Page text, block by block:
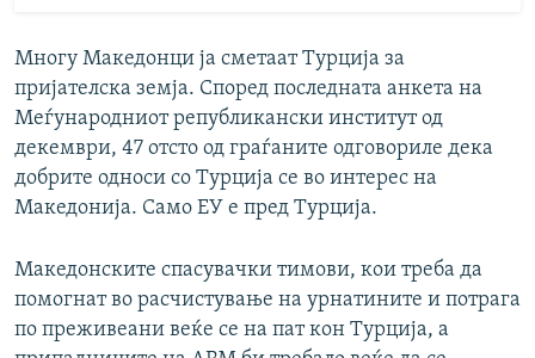
Многу Македонци ја сметаат Турција за
пријателска земја. Според последната анкета на
Меѓународниот републикански институт од
декември, 47 отсто од граѓаните одговориле дека
добрите односи со Турција се во интерес на
Македонија. Само ЕУ е пред Турција.
Македонските спасувачки тимови, кои треба да
помогнат во расчистување на урнатините и потрага
по преживеани веќе се на пат кон Турција, а